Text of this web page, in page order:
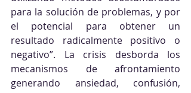
para la solución de problemas, y por
el potencial para obtener un
resultado radicalmente positivo o
negativo”. La crisis desborda los
mecanismos de afrontamiento
generando ansiedad, confusión,